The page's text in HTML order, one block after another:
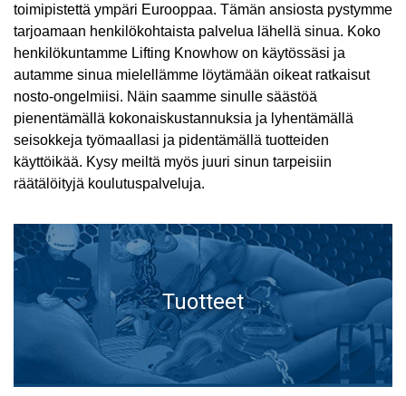
toimipistettä ympäri Eurooppaa. Tämän ansiosta pystymme
tarjoamaan henkilökohtaista palvelua lähellä sinua. Koko
henkilökuntamme Lifting Knowhow on käytössäsi ja
autamme sinua mielellämme löytämään oikeat ratkaisut
nosto-ongelmiisi. Näin saamme sinulle säästöä
pienentämällä kokonaiskustannuksia ja lyhentämällä
seisokkeja työmaallasi ja pidentämällä tuotteiden
käyttöikää. Kysy meiltä myös juuri sinun tarpeisiin
räätälöityjä koulutuspalveluja.
Tuotteet
FINNISH
Tämä sivusto käyttää evästeitä
personointiin ja liikenteemme analysointiin.
Jaamme myös tietoja sivustomme käytöstäsi
mainos- ja analytiikkakumppaneidemme
kanssa, jotka voivat yhdistää ne muihin
tietoihin, jotka olet heille antanut tai joita he
ovat keränneet käyttäessäsi palveluitaan.
Ehdottomasti
Suorituskyvylliset